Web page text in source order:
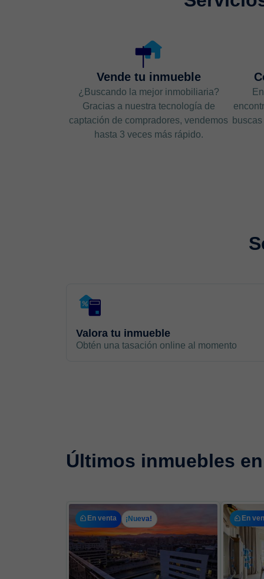
Vende tu inmueble
¿Buscando la mejor inmobiliaria?
Gracias a nuestra tecnología de
captación de compradores, vendemos
hasta 3 veces más rápido.
Valora tu inmueble
Obtén una tasación online al momento
Últimos inmuebles
En venta ¡Nueva! En